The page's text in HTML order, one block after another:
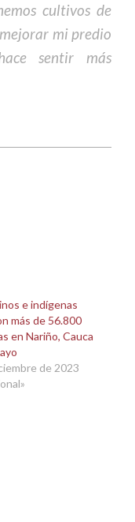
cultivos de
mi predio
sentir más
e indígenas
más de 56.800
en Nariño, Cauca
de 2023